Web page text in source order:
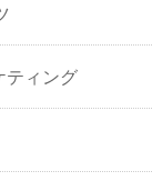
ティング